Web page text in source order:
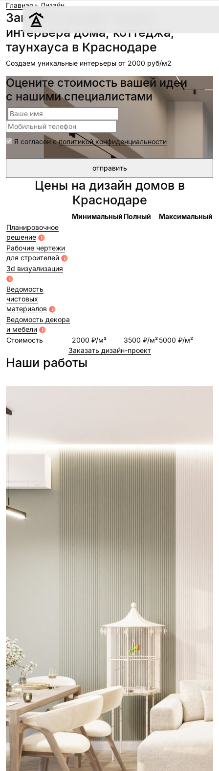
Дизайн
Ремонт
Цены
Наши работы
О нас
Контакты
г. Краснодар
8 (861) 945-12-
34
Обсудить
Главная Дизайн
Заказать дизайн-проект
интерьера дома, коттеджа,
таунхауса в Краснодаре
Создаем уникальные интерьеры от 2000 руб/м2
Оцените стоимость вашей идеи
с нашими специалистами
Я согласен сполитикой конфиденциальности
Цены на дизайн домов в
Краснодаре
Минимальный Полный
Максимальный
Планировочное
решение
Рабочие чертежи
для строителей
3d визуализация
Ведомость
чистовых
материалов
Ведомость декора
и мебели
Стоимость
2000 ₽/м² 3500 ₽/м²5000 ₽/м²
Заказать дизайн-проект
Наши работы